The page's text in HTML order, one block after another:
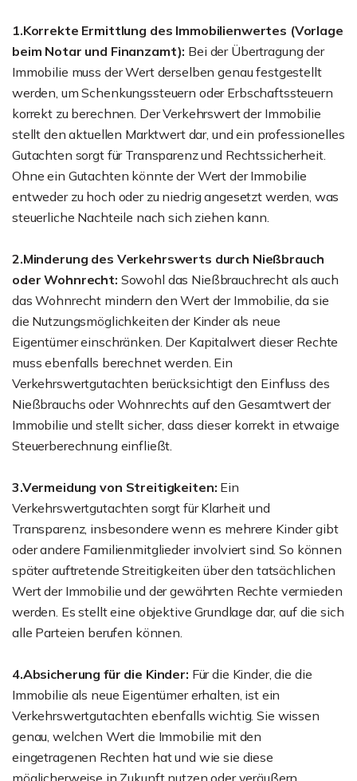
1.Korrekte Ermittlung des Immobilienwertes (Vorlage
beim Notar und Finanzamt): Bei der Übertragung der
Immobilie muss der Wert derselben genau festgestellt
werden, um Schenkungssteuern oder Erbschaftssteuern
korrekt zu berechnen. Der Verkehrswert der Immobilie
stellt den aktuellen Marktwert dar, und ein professionelles
Gutachten sorgt für Transparenz und Rechtssicherheit.
Ohne ein Gutachten könnte der Wert der Immobilie
entweder zu hoch oder zu niedrig angesetzt werden, was
steuerliche Nachteile nach sich ziehen kann.
2.Minderung des Verkehrswerts durch Nießbrauch
oder Wohnrecht: Sowohl das Nießbrauchrecht als auch
das Wohnrecht mindern den Wert der Immobilie, da sie
die Nutzungsmöglichkeiten der Kinder als neue
Eigentümer einschränken. Der Kapitalwert dieser Rechte
muss ebenfalls berechnet werden. Ein
Verkehrswertgutachten berücksichtigt den Einfluss des
Nießbrauchs oder Wohnrechts auf den Gesamtwert der
Immobilie und stellt sicher, dass dieser korrekt in etwaige
Steuerberechnung einfließt.
3.Vermeidung von Streitigkeiten: Ein
Verkehrswertgutachten sorgt für Klarheit und
Transparenz, insbesondere wenn es mehrere Kinder gibt
oder andere Familienmitglieder involviert sind. So können
später auftretende Streitigkeiten über den tatsächlichen
Wert der Immobilie und der gewährten Rechte vermieden
werden. Es stellt eine objektive Grundlage dar, auf die sich
alle Parteien berufen können.
4.Absicherung für die Kinder: Für die Kinder, die die
Immobilie als neue Eigentümer erhalten, ist ein
Verkehrswertgutachten ebenfalls wichtig. Sie wissen
genau, welchen Wert die Immobilie mit den
eingetragenen Rechten hat und wie sie diese